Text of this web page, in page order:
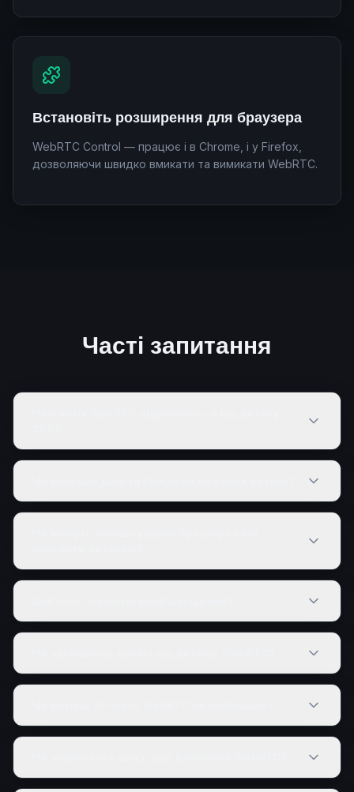
Встановіть розширення для браузера
WebRTC Control — працює і в Chrome, і у Firefox,
дозволяючи швидко вмикати та вимикати WebRTC.
Часті запитання